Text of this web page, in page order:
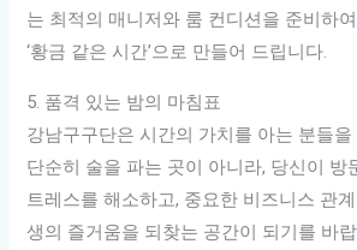
는 최적의 매니저와 룸 컨디션을 준비하
‘황금 같은 시간’으로 만들어 드립니다.
5. 품격 있는 밤의 마침표
강남구구단은 시간의 가치를 아는 분들
단순히 술을 파는 곳이 아니라, 당신이 방
트레스를 해소하고, 중요한 비즈니스 관
생의 즐거움을 되찾는 공간이 되기를 바